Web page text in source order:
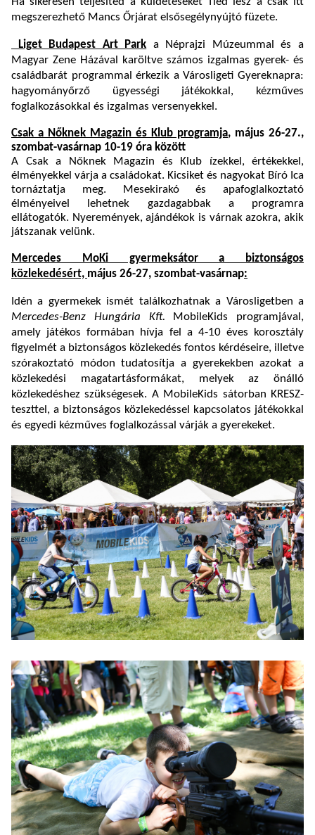
megszerezhető Mancs Őrjárat elsősegélynyújtó füzete.
Liget Budapest Art Park a Néprajzi Múzeummal és a
Magyar Zene Házával karöltve számos izgalmas gyerek- és
családbarát programmal érkezik a Városligeti Gyereknapra:
hagyományőrző ügyességi játékokkal, kézműves
foglalkozásokkal és izgalmas versenyekkel.
Csak a Nőknek Magazin és Klub programja, május 26-27.,
szombat-vasárnap 10-19 óra között
A Csak a Nőknek Magazin és Klub ízekkel, értékekkel,
élményekkel várja a családokat. Kicsiket és nagyokat Bíró Ica
tornáztatja meg. Mesekirakó és apafoglalkoztató
élményeivel lehetnek gazdagabbak a programra
ellátogatók. Nyeremények, ajándékok is várnak azokra, akik
játszanak velünk.
Mercedes MoKi gyermeksátor a biztonságos
közlekedésért, május 26-27, szombat-vasárnap:
Idén a gyermekek ismét találkozhatnak a Városligetben a
Mercedes-Benz Hungária Kft. MobileKids programjával,
amely játékos formában hívja fel a 4-10 éves korosztály
figyelmét a biztonságos közlekedés fontos kérdéseire, illetve
szórakoztató módon tudatosítja a gyerekekben azokat a
közlekedési magatartásformákat, melyek az önálló
közlekedéshez szükségesek. A MobileKids sátorban KRESZ-
teszttel, a biztonságos közlekedéssel kapcsolatos játékokkal
és egyedi kézműves foglalkozással várják a gyerekeket.